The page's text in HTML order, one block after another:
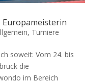
Europameisterin
, Turniere
soweit: Vom 24. bis
die
im Bereich